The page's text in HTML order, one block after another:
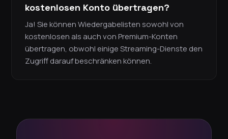
kostenlosen Konto übertragen?
Ja! Sie können Wiedergabelisten sowohl von
kostenlosen als auch von Premium-Konten
übertragen, obwohl einige Streaming-Dienste den
Zugriff darauf beschränken können.